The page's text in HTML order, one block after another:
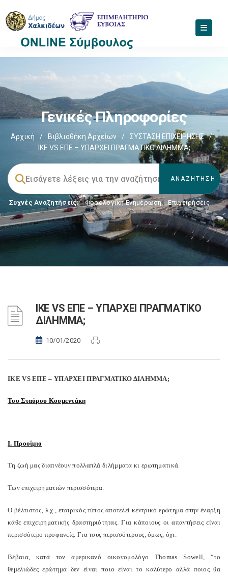
Γενικές Πληροφορίες
Αρχική / Βιβλιοθήκη Αρχείων / ΣΥΣΤΑΣΗ ΕΠΙΧΕΙΡΗΣΗΣ
/
ΙΚΕ VS ΕΠΕ – ΥΠΑΡΧΕΙ ΠΡΑΓΜΑΤΙΚΟ ΔΙΛΗΜΜΑ;
Συχνές Αναζητήσεις: Φορολογικη Ενημέρωση, Επιχειρήσεις
ΙΚΕ VS ΕΠΕ – ΥΠΑΡΧΕΙ ΠΡΑΓΜΑΤΙΚΟ
ΔΙΛΗΜΜΑ;
10/01/2020
ΙΚΕ VS ΕΠΕ – ΥΠΑΡΧΕΙ ΠΡΑΓΜΑΤΙΚΟ ΔΙΛΗΜΜΑ;
Του Σταύρου Κουμεντάκη
Ι. Προοίμιο
Τη ζωή μας διαπνέουν πολλαπλά διλήμματα κι ερωτηματικά.
Των επιχειρηματιών περισσότερα.
Ο βέλτιστος, λ.χ., εταιρικός τύπος αποτελεί κεντρικό ερώτημα στην έναρξη
κάθε επιχειρηματικής δραστηριότητας. Για κάποιους οι απαντήσεις είναι
περισσότερο προφανείς. Για τους περισσότερους, όμως, όχι.
Βέβαια, κατά τον αμερικανό οικονομολόγο Thomas Sowell, “το
θεμελιώδες ερώτημα δεν είναι ποιο είναι το καλύτερο αλλά ποιος θα